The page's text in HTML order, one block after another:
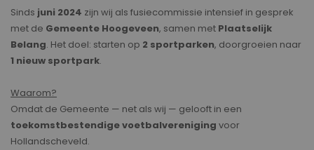
Sinds juni 2024 zijn wij als fusiecommissie intensief in gesprek
met de Gemeente Hoogeveen, samen met Plaatselijk
Belang. Het doel: starten op 2 sportparken, doorgroeien naar
1 nieuw sportpark.
Waarom?
Omdat de Gemeente — net als wij — gelooft in een
toekomstbestendige voetbalvereniging voor
Hollandscheveld.